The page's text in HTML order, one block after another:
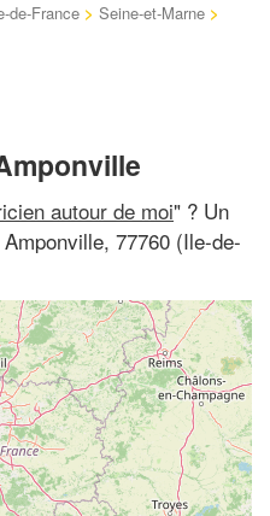
de-France > Seine-et-Marne >
autour de moi" ? Un
77760 (Ile-de-